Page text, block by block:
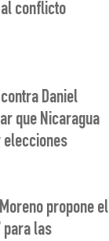
conflicto
Daniel
que Nicaragua
elecciones
propone el
para las